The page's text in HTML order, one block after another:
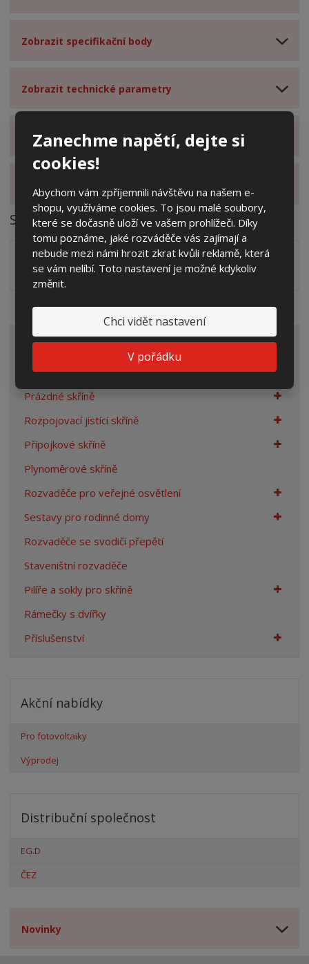
Zanechme napětí, dejte si
cookies!
Abychom vám zpříjemnili návštěvu na našem e-
shopu, využíváme cookies. To jsou malé soubory,
které se dočasně uloží ve vašem prohlížeči. Díky
tomu poznáme, jaké rozváděče vás zajímají a
nebude mezi námi hrozit zkrat kvůli reklamě, která
se vám nelíbí. Toto nastavení je možné kdykoliv
změnit.
Chci vidět nastavení
V pořádku
Zobrazit specifikační body
Zobrazit technické parametry
Zobrazit hodnocení produktu
Zobrazit alternativní produkty
Soubory ke stažení
Zakótovaný nákres skříně systému 3D včetně rozložení
zálisků ve formátu PDFpdf (60.24 Kb)
VŠECHNY KATEGORIE
Elektroměrové rozvaděče
Prázdné skříně
Rozpojovací jistící skříně
Přípojkové skříně
Plynoměrové skříně
Rozvaděče pro veřejné osvětlení
Sestavy pro rodinné domy
Rozvaděče se svodiči přepětí
Staveništní rozvaděče
Pilíře a sokly pro skříně
Rámečky s dvířky
Příslušenství
Akční nabídky
Pro fotovoltaiky
Výprodej
Distribuční společnost
EG.D
ČEZ
Novinky